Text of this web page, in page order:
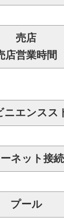
売店
店営業時間
ニエンスス
ネット接
プール